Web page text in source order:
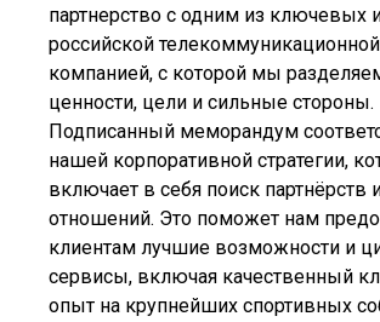
партнерство с одним из ключевых
российской
компанией, с которой мы
ценности, цели и сильные стороны.
Подписанный меморандум
нашей корпоративной стратегии,
включает в себя поиск партнёрств
отношений. Это поможет нам
клиентам лучшие возможности и
сервисы, включая качественный
опыт на крупнейших спортивных